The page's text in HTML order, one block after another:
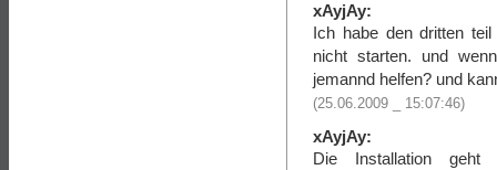
xAyjAy:
Ich habe den dritten
nicht starten. und
jemannd helfen? und
(25.06.2009 _ 15:07:46)
xAyjAy:
Die Installation